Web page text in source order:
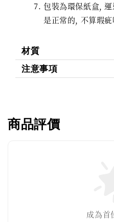
包裝為環保紙盒,
是正常的, 不算瑕疵
材質
注意事項
商品評價
成為首